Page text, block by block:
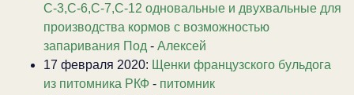
С-3,С-6,С-7,С-12 одновальные и двухвальные для
производства кормов с возможностью
запаривания Под - Алексей
17 февраля 2020: Щенки французского бульдога
из питомника РКФ - питомник